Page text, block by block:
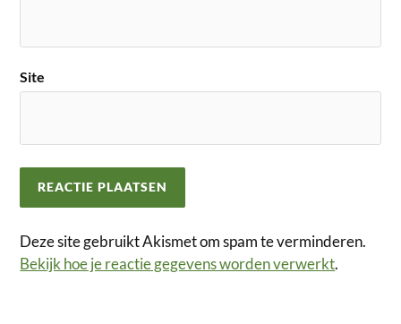
Site
Deze site gebruikt Akismet om spam te verminderen.
Bekijk hoe je reactie gegevens worden verwerkt.